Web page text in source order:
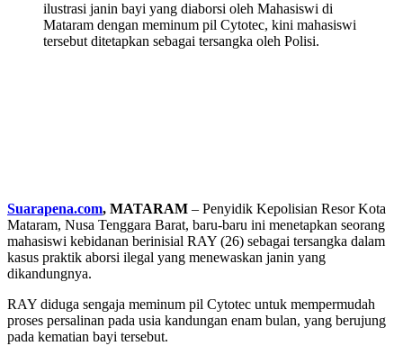
ilustrasi janin bayi yang diaborsi oleh Mahasiswi di
Mataram dengan meminum pil Cytotec, kini mahasiswi
tersebut ditetapkan sebagai tersangka oleh Polisi.
Suarapena.com, MATARAM – Penyidik Kepolisian Resor Kota
Mataram, Nusa Tenggara Barat, baru-baru ini menetapkan seorang
mahasiswi kebidanan berinisial RAY (26) sebagai tersangka dalam
kasus praktik aborsi ilegal yang menewaskan janin yang
dikandungnya.
RAY diduga sengaja meminum pil Cytotec untuk mempermudah
proses persalinan pada usia kandungan enam bulan, yang berujung
pada kematian bayi tersebut.